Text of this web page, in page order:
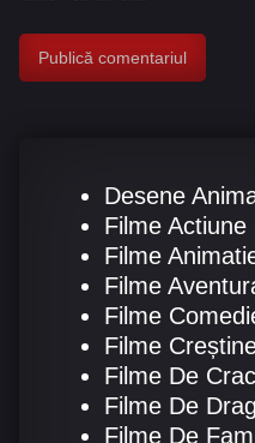
Desene
Filme Actiune
Filme
Filme
Filme
Filme
Filme De
Filme De
Filme De